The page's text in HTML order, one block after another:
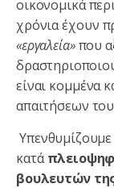
οικονομικά
χρόνια έχουν
«εργαλεία»που
είναι κομμένα
απαιτήσεων
κατά
βουλευτών